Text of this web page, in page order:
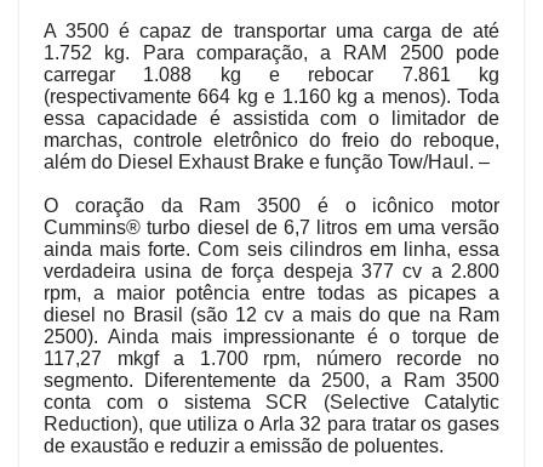
A 3500 é capaz de transportar uma carga de até
1.752 kg. Para comparação, a RAM 2500 pode
carregar 1.088 kg e rebocar 7.861 kg
(respectivamente 664 kg e 1.160 kg a menos). Toda
essa capacidade é assistida com o limitador de
marchas, controle eletrônico do freio do reboque,
além do Diesel Exhaust Brake e função Tow/Haul. –
O coração da Ram 3500 é o icônico motor
Cummins® turbo diesel de 6,7 litros em uma versão
ainda mais forte. Com seis cilindros em linha, essa
verdadeira usina de força despeja 377 cv a 2.800
rpm, a maior potência entre todas as picapes a
diesel no Brasil (são 12 cv a mais do que na Ram
2500). Ainda mais impressionante é o torque de
117,27 mkgf a 1.700 rpm, número recorde no
segmento. Diferentemente da 2500, a Ram 3500
conta com o sistema SCR (Selective Catalytic
Reduction), que utiliza o Arla 32 para tratar os gases
de exaustão e reduzir a emissão de poluentes.